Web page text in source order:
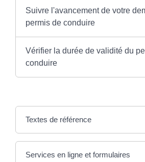
Suivre l'avancement de votre
permis de conduire
Vérifier la durée de validité du
conduire
Textes de référence
Services en ligne et formulaires